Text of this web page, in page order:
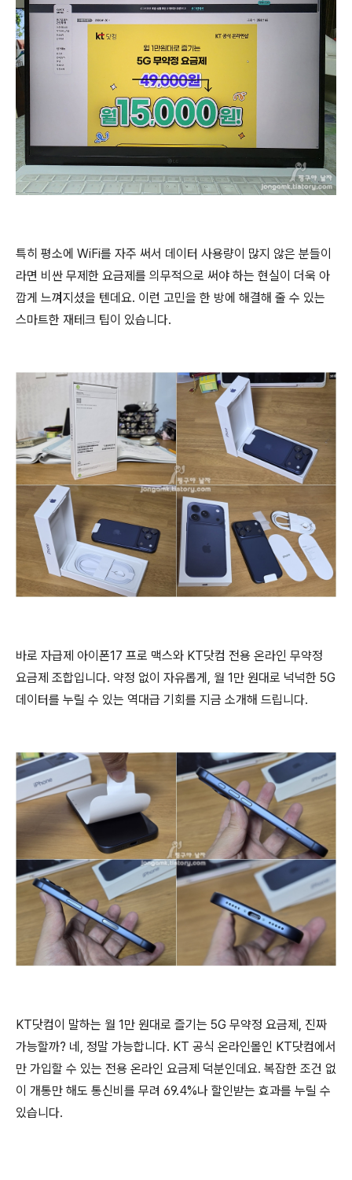
특히 평소에 WiFi를 자주 써서 데이터 사용량이 많지 않은 분들이
라면 비싼 무제한 요금제를 의무적으로 써야 하는 현실이 더욱 아
깝게 느껴지셨을 텐데요. 이런 고민을 한 방에 해결해 줄 수 있는
스마트한 재테크 팁이 있습니다.
바로 자급제 아이폰17 프로 맥스와 KT닷컴 전용 온라인 무약정
요금제 조합입니다. 약정 없이 자유롭게, 월 1만 원대로 넉넉한 5G
데이터를 누릴 수 있는 역대급 기회를 지금 소개해 드립니다.
KT닷컴이 말하는 월 1만 원대로 즐기는 5G 무약정 요금제, 진짜
가능할까? 네, 정말 가능합니다. KT 공식 온라인몰인 KT닷컴에서
만 가입할 수 있는 전용 온라인 요금제 덕분인데요. 복잡한 조건 없
이 개통만 해도 통신비를 무려 69.4%나 할인받는 효과를 누릴 수
있습니다.